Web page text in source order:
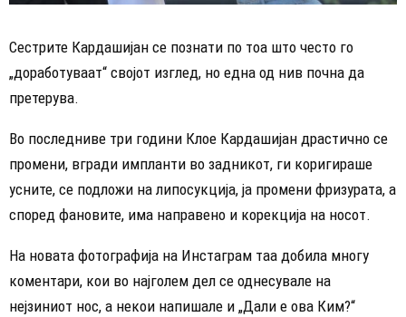
Сестрите Кардашијан се познати по тоа што често го
„доработуваат“ својот изглед, но една од нив почна да
претерува.
Во последниве три години Клое Кардашијан драстично се
промени, вгради импланти во задникот, ги коригираше
усните, се подложи на липосукција, ја промени фризурата, а
според фановите, има направено и корекција на носот.
На новата фотографија на Инстаграм таа добила многу
коментари, кои во најголем дел се однесувале на
нејзиниот нос, а некои напишале и „Дали е ова Ким?“